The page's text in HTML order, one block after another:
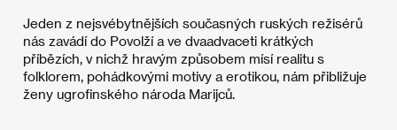
Jeden z nejsvébytnějších současných ruských režisérů
nás zavádí do Povolží a ve dvaadvaceti krátkých
příbězích, v nichž hravým způsobem mísí realitu s
folklorem, pohádkovými motivy a erotikou, nám přibližuje
ženy ugrofinského národa Marijců.